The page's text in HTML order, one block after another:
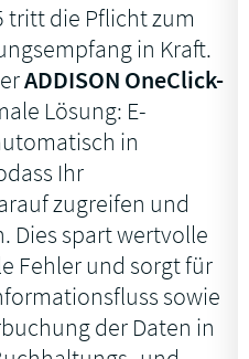
tritt die Pflicht zum
in Kraft.
ADDISON OneClick-
Lösung: E-
in
Ihr
zugreifen und
Dies spart wertvolle
Fehler und sorgt für
sowie
der Daten in